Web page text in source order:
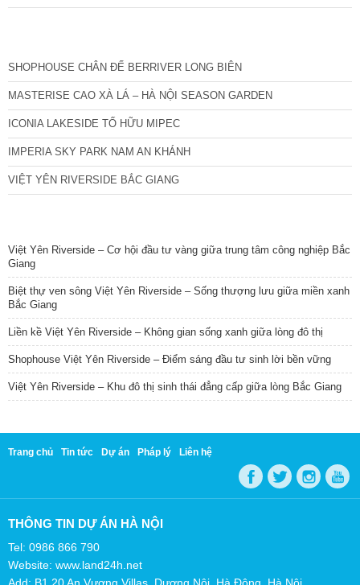
SHOPHOUSE CHÂN ĐẾ BERRIVER LONG BIÊN
MASTERISE CAO XÀ LÁ – HÀ NỘI SEASON GARDEN
ICONIA LAKESIDE TỐ HỮU MIPEC
IMPERIA SKY PARK NAM AN KHÁNH
VIỆT YÊN RIVERSIDE BẮC GIANG
Việt Yên Riverside – Cơ hội đầu tư vàng giữa trung tâm công nghiệp Bắc
Giang
Biệt thự ven sông Việt Yên Riverside – Sống thượng lưu giữa miền xanh
Bắc Giang
Liền kề Việt Yên Riverside – Không gian sống xanh giữa lòng đô thị
Shophouse Việt Yên Riverside – Điểm sáng đầu tư sinh lời bền vững
Việt Yên Riverside – Khu đô thị sinh thái đẳng cấp giữa lòng Bắc Giang
Trang chủ Tin tức Dự án Pháp lý Liên hệ
THÔNG TIN DỰ ÁN HÀ NỘI
Tel: 0986 866 790
Website: www.land24h.net